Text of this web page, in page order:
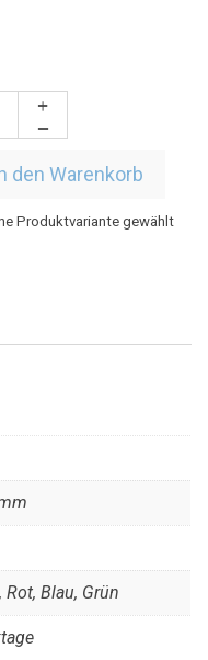
den Warenkorb
Produktvariante gewählt
Rot, Blau, Grün